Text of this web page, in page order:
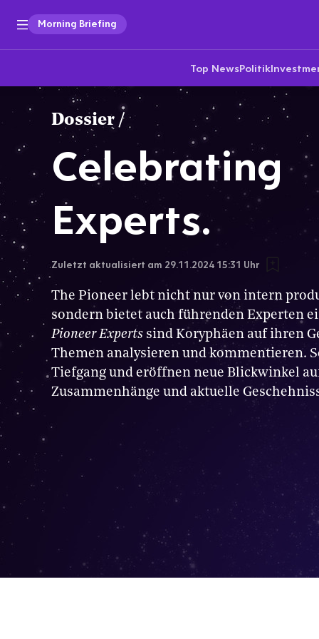
Morning Briefing
Top NewsPolitik
Dossier /
Celebrating
Experts.
Zuletzt aktualisiert am 29.11.2024 15:31 Uhr
The Pioneer lebt nicht nur von intern
sondern bietet auch führenden Experten
Pioneer Experts sind Koryphäen auf ihren
Themen analysieren und kommentieren.
Tiefgang und eröffnen neue Blickwinkel
Zusammenhänge und aktuelle